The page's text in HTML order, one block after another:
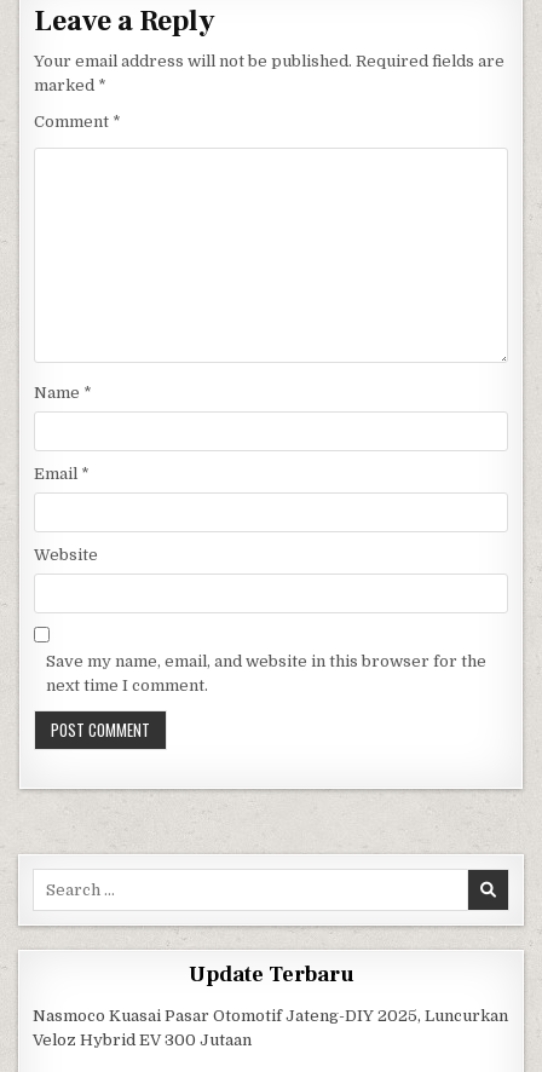
Leave a Reply
Your email address will not be published. Required fields are
marked *
Comment *
Name *
Email *
Website
Save my name, email, and website in this browser for the
next time I comment.
Update Terbaru
Nasmoco Kuasai Pasar Otomotif Jateng-DIY 2025, Luncurkan
Veloz Hybrid EV 300 Jutaan